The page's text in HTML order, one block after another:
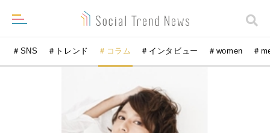
＃SNS ＃トレンド ＃コラム ＃インタビュー ＃women ＃